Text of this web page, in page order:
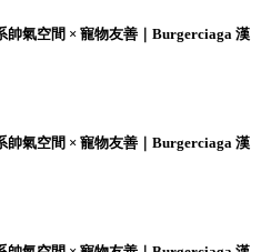
帥氣空間 × 寵物友善｜Burgerciaga 漢
帥氣空間 × 寵物友善｜Burgerciaga 漢